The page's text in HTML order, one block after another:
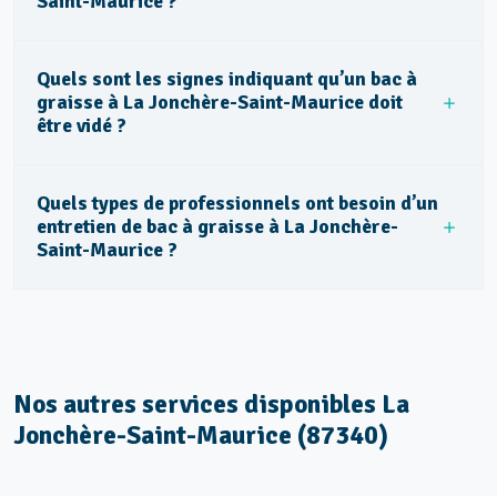
Quels sont les signes indiquant qu’un bac à
graisse à La Jonchère-Saint-Maurice doit
être vidé ?
Quels types de professionnels ont besoin d’un
entretien de bac à graisse à La Jonchère-
Saint-Maurice ?
Nos autres services disponibles La
Jonchère-Saint-Maurice (87340)